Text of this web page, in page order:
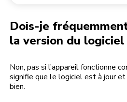
Dois-je
la version du logiciel
Non, pas si l’appareil fonctionne
signifie que le logiciel est à jour
bien.